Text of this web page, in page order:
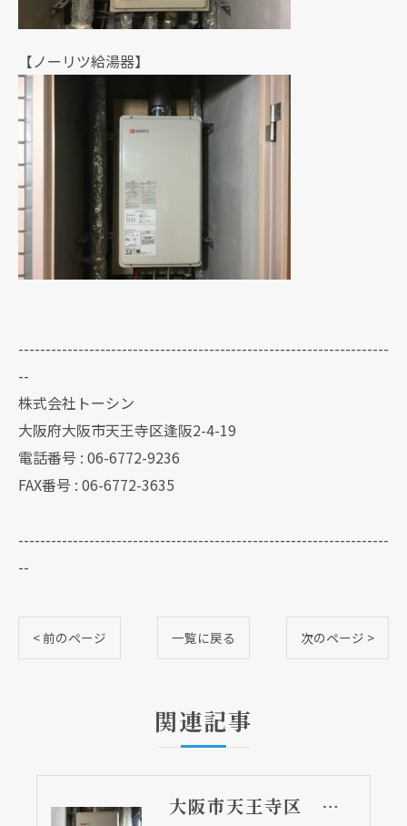
【ノーリツ給湯器】
--------------------------------------------------------------------
--
株式会社トーシン
大阪府大阪市天王寺区逢阪2-4-19
電話番号 : 06-6772-9236
FAX番号 : 06-6772-3635
--------------------------------------------------------------------
--
< 前のページ 一覧に戻る 次のページ >
関連記事
大阪市天王寺区 マンションの給湯器取替リフォーム工事 １９９５年製の給湯器でした